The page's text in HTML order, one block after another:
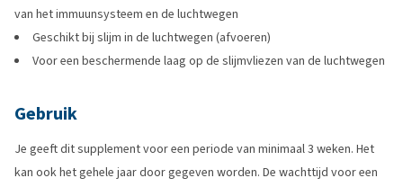
van het immuunsysteem en de luchtwegen
Geschikt bij slijm in de luchtwegen (afvoeren)
Voor een beschermende laag op de slijmvliezen van de luchtwegen
Gebruik
Je geeft dit supplement voor een periode van minimaal 3 weken. Het
kan ook het gehele jaar door gegeven worden. De wachttijd voor een